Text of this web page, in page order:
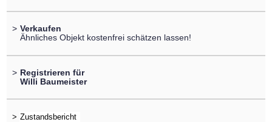
> Verkaufen
Ähnliches Objekt kostenfrei schätzen lassen!
> Registrieren für
Willi Baumeister
>